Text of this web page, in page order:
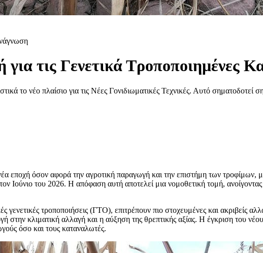
τις Γενετικά Τροποποιημένες
το νέο πλαίσιο για τις Νέες Γονιδιωματικές Τεχνικές. Αυτό σηματοδοτεί
εποχή όσον αφορά την αγροτική παραγωγή και την επιστήμη των τροφίμων,
Ιούνιο του 2026. Η απόφαση αυτή αποτελεί μια νομοθετική τομή,
γενετικές τροποποιήσεις (ΓΤΟ), επιτρέπουν πιο στοχευμένες και
στην κλιματική αλλαγή και η αύξηση της θρεπτικής αξίας. Η έγκριση του
όσο και τους καταναλωτές.